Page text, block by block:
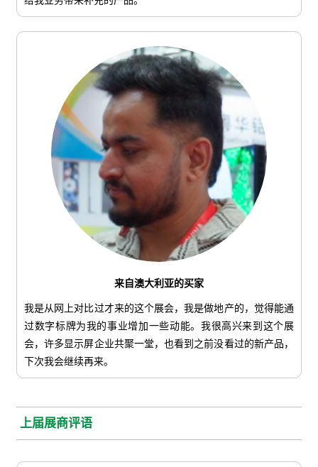
来自澳大利亚的买家
我是从网上对比过才来的这个展会，我是做地产的，觉得能通
过数字标牌为我的事业增加一些动能。我很高兴来到这个展
会，许多显示屏企业共聚一堂，也看到之前没看过的新产品，
下次我会继续再来。
上届展商评语